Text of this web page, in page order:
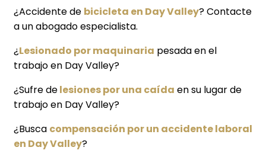
¿Accidente de bicicleta en Day Valley? Contacte
a un abogado especialista.
¿Lesionado por maquinaria pesada en el
trabajo en Day Valley?
¿Sufre delesiones por una caída en su lugar de
trabajo en Day Valley?
¿Busca compensación por un accidente laboral
en Day Valley?